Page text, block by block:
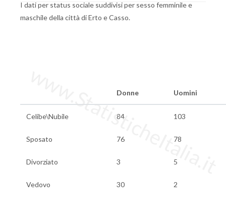
I dati per status sociale suddivisi per sesso femminile e
maschile della città di Erto e Casso.
Donne Uomini
Celibe\Nubile 84 103
Sposato 76 78
Divorziato 3 5
Vedovo 30 2
www.StatisticheItalia.it